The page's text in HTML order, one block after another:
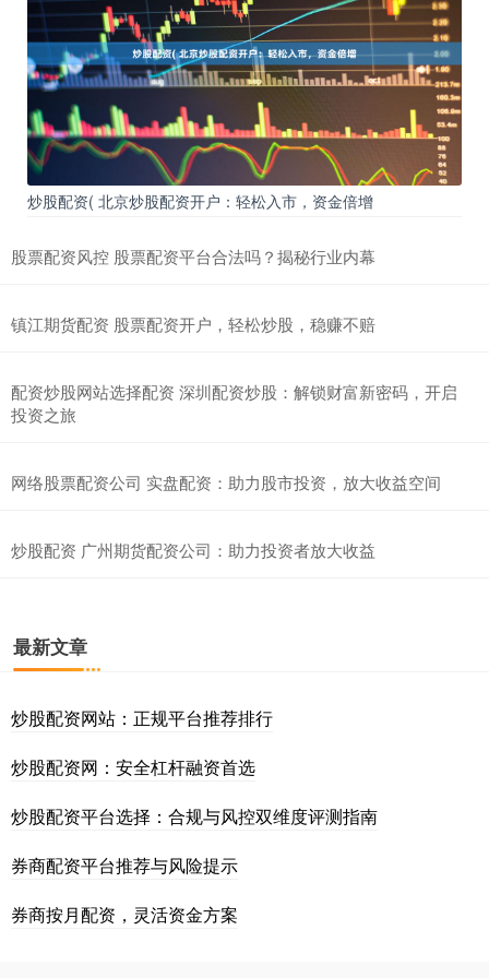
炒股配资( 北京炒股配资开户：轻松入市，资金倍增
股票配资风控 股票配资平台合法吗？揭秘行业内幕
镇江期货配资 股票配资开户，轻松炒股，稳赚不赔
配资炒股网站选择配资 深圳配资炒股：解锁财富新密码，开启
投资之旅
网络股票配资公司 实盘配资：助力股市投资，放大收益空间
炒股配资 广州期货配资公司：助力投资者放大收益
最新文章
炒股配资网站：正规平台推荐排行
炒股配资网：安全杠杆融资首选
炒股配资平台选择：合规与风控双维度评测指南
券商配资平台推荐与风险提示
券商按月配资，灵活资金方案